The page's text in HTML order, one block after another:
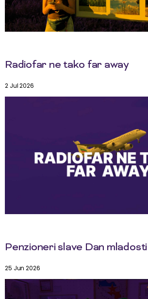
Radiofar ne tako far away
2 Jul 2026
Penzioneri slave Dan mladosti
25 Jun 2026